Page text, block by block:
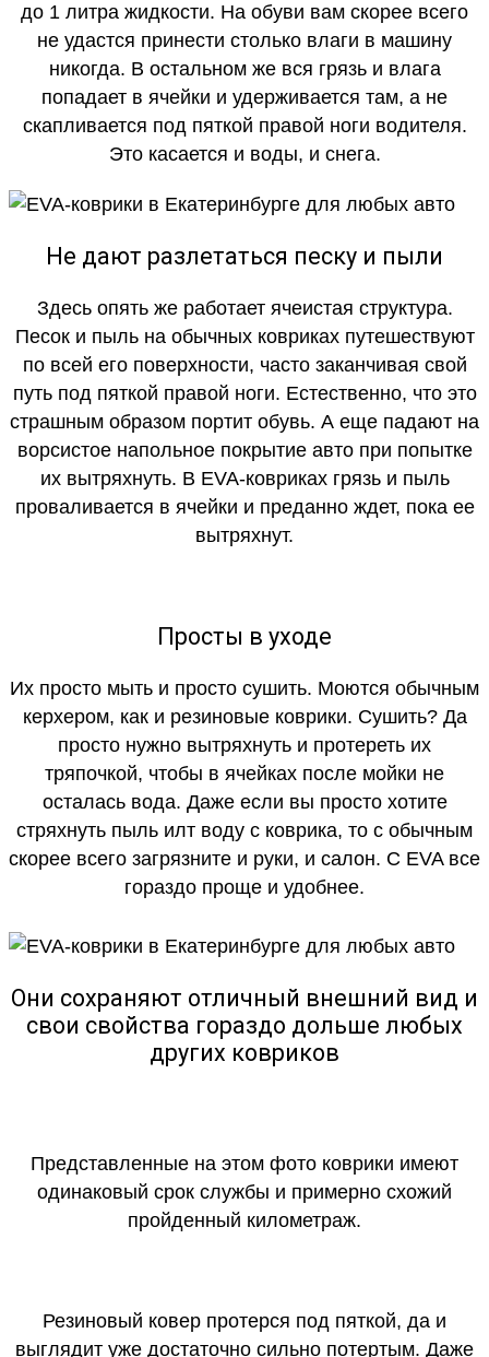
до 1 литра жидкости. На обуви вам скорее всего
не удастся принести столько влаги в машину
никогда. В остальном же вся грязь и влага
попадает в ячейки и удерживается там, а не
скапливается под пяткой правой ноги водителя.
Это касается и воды, и снега.
Не дают разлетаться песку и пыли
Здесь опять же работает ячеистая структура.
Песок и пыль на обычных ковриках путешествуют
по всей его поверхности, часто заканчивая свой
путь под пяткой правой ноги. Естественно, что это
страшным образом портит обувь. А еще падают на
ворсистое напольное покрытие авто при попытке
их вытряхнуть. В EVA-ковриках грязь и пыль
проваливается в ячейки и преданно ждет, пока ее
вытряхнут.
Просты в уходе
Их просто мыть и просто сушить. Моются обычным
керхером, как и резиновые коврики. Сушить? Да
просто нужно вытряхнуть и протереть их
тряпочкой, чтобы в ячейках после мойки не
осталась вода. Даже если вы просто хотите
стряхнуть пыль илт воду с коврика, то с обычным
скорее всего загрязните и руки, и салон. С EVA все
гораздо проще и удобнее.
Они сохраняют отличный внешний вид и
свои свойства гораздо дольше любых
других ковриков
Представленные на этом фото коврики имеют
одинаковый срок службы и примерно схожий
пройденный километраж.
Резиновый ковер протерся под пяткой, да и
выглядит уже достаточно сильно потертым. Даже